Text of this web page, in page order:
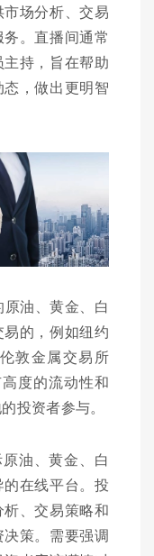
场分析、交易
。直播间通常
持，旨在帮助
，做出更明智
油、黄金、白
的，例如纽约
敦金属交易所
度的流动性和
投资者参与。
油、黄金、白
在线平台。投
、交易策略和
策。需要强调